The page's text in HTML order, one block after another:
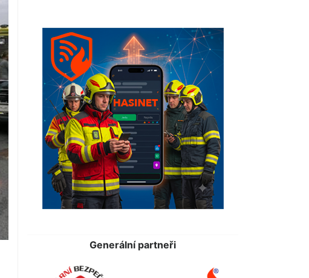
Generální partneři